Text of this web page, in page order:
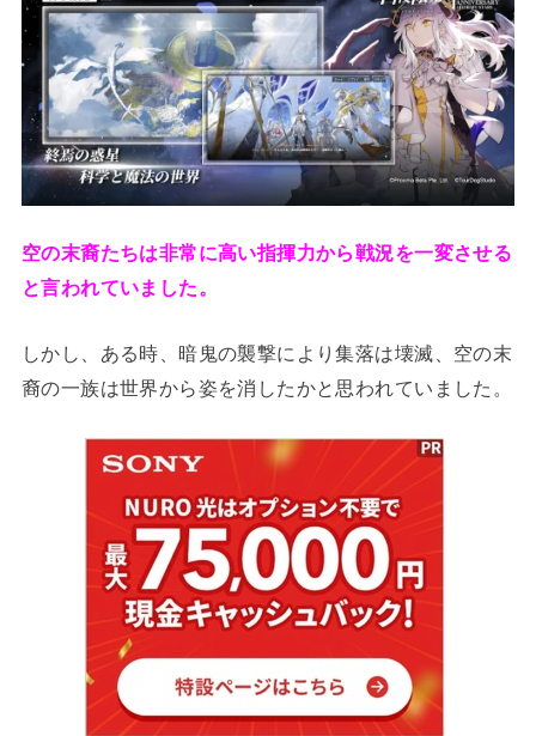
空の末裔たちは非常に高い指揮力から戦況を一変させる
と言われていました。
しかし、ある時、暗鬼の襲撃により集落は壊滅、空の末
裔の一族は世界から姿を消したかと思われていました。